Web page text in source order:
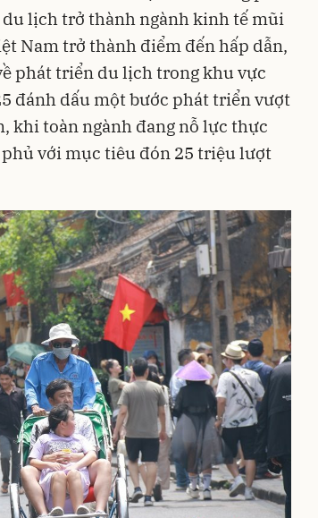
lịch trở thành ngành kinh tế mũi
Nam trở thành điểm đến hấp dẫn,
phát triển du lịch trong khu vực
đánh dấu một bước phát triển vượt
khi toàn ngành đang nỗ lực thực
với mục tiêu đón 25 triệu lượt